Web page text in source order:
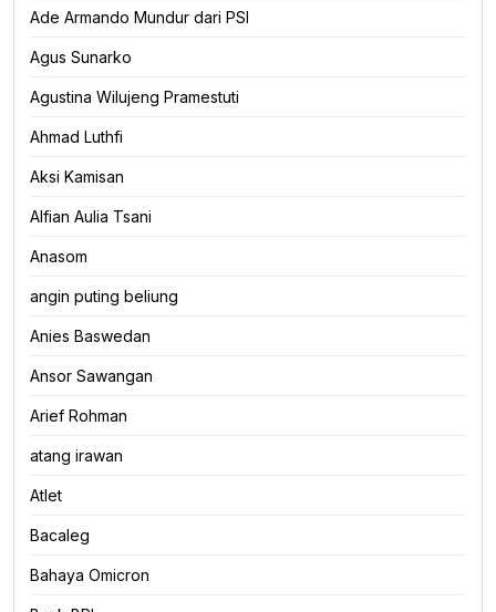
Ade Armando Mundur dari PSI
Agus Sunarko
Agustina Wilujeng Pramestuti
Ahmad Luthfi
Aksi Kamisan
Alfian Aulia Tsani
Anasom
angin puting beliung
Anies Baswedan
Ansor Sawangan
Arief Rohman
atang irawan
Atlet
Bacaleg
Bahaya Omicron